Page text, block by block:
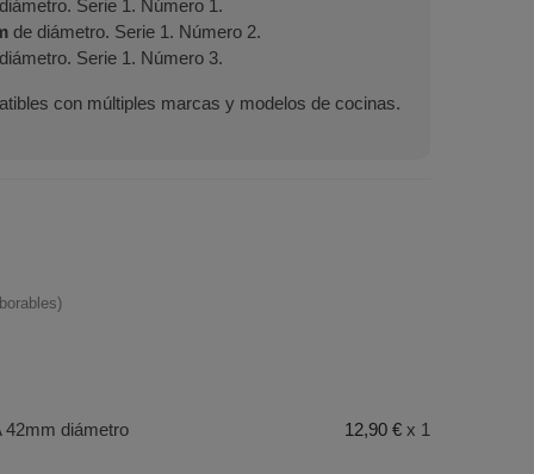
Serie 1. Número 1.
de diámetro. Serie 1. Número 2.
Serie 1. Número 3.
con múltiples marcas y modelos de cocinas.
42mm diámetro 12,90 € x 1